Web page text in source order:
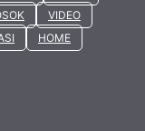
VIDEO
HOME